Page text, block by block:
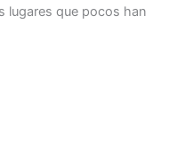
lugares que pocos han